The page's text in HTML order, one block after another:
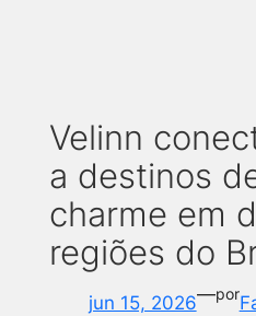
Velinn
a destinos
charme em
regiões do
jun 15, 2026—por